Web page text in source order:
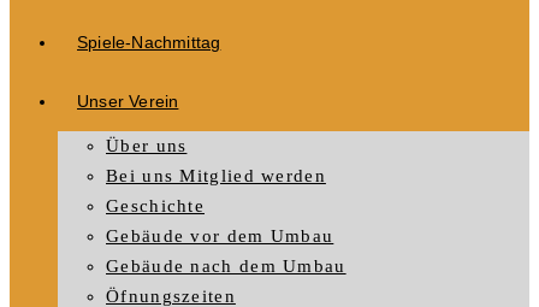
Spiele-Nachmittag
Unser Verein
Über uns
Bei uns Mitglied werden
Geschichte
Gebäude vor dem Umbau
Gebäude nach dem Umbau
Öfnungszeiten